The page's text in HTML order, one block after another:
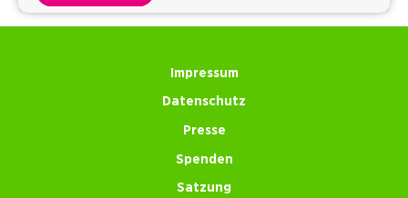
Impressum
Datenschutz
Presse
Spenden
Satzung